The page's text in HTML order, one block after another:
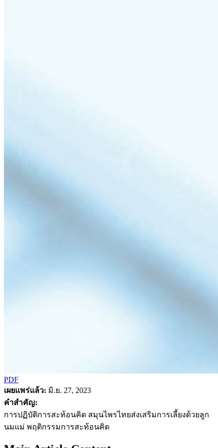
PDF
เผยแพร่แล้ว: มิ.ย. 27, 2023
คำสำคัญ:
การปฏิบัติการสะท้อนคิด สมุนไพรไทยส่งเสริมการเลี้ยงด้วยลูก
นมแม่ พฤติกรรมการสะท้อนคิด